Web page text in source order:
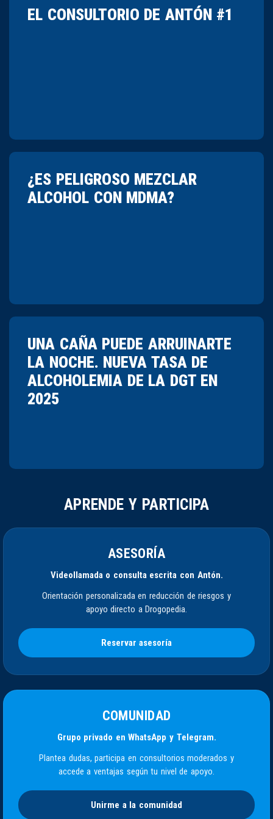
EL CONSULTORIO DE ANTÓN #1
¿ES PELIGROSO MEZCLAR
ALCOHOL CON MDMA?
UNA CAÑA PUEDE ARRUINARTE
LA NOCHE. NUEVA TASA DE
ALCOHOLEMIA DE LA DGT EN
2025
APRENDE Y PARTICIPA
ASESORÍA
Videollamada o consulta escrita con Antón.
Orientación personalizada en reducción de riesgos y
apoyo directo a Drogopedia.
Reservar asesoría
COMUNIDAD
Grupo privado en WhatsApp y Telegram.
Plantea dudas, participa en consultorios moderados y
accede a ventajas según tu nivel de apoyo.
Unirme a la comunidad